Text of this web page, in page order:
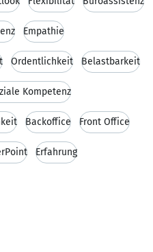
Empathie
Ordentlichkeit Belastbarkeit
Kompetenz
Backoffice Front Office
Erfahrung